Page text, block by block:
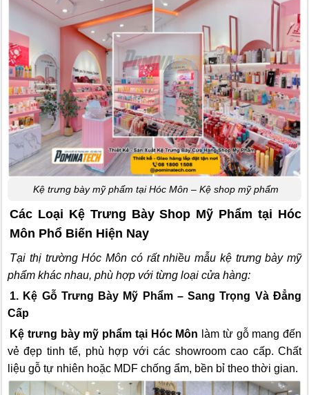
Kệ trưng bày mỹ phẩm tại Hóc Môn – Kệ shop mỹ phẩm
Các Loại Kệ Trưng Bày Shop Mỹ Phẩm tại Hóc
Môn Phổ Biến Hiện Nay
Tại thị trường Hóc Môn có rất nhiều mẫu kệ trưng bày mỹ
phẩm khác nhau, phù hợp với từng loại cửa hàng:
1. Kệ Gỗ Trưng Bày Mỹ Phẩm – Sang Trọng Và Đẳng
Cấp
Kệ trưng bày mỹ phẩm tại Hóc Môn làm từ gỗ mang đến
vẻ đẹp tinh tế, phù hợp với các showroom cao cấp. Chất
liệu gỗ tự nhiên hoặc MDF chống ẩm, bền bỉ theo thời gian.